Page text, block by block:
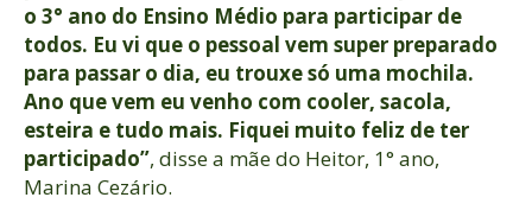
o 3° ano do Ensino Médio para participar de
todos. Eu vi que o pessoal vem super preparado
para passar o dia, eu trouxe só uma mochila.
Ano que vem eu venho com cooler, sacola,
esteira e tudo mais. Fiquei muito feliz de ter
participado”, disse a mãe do Heitor, 1° ano,
Marina Cezário.